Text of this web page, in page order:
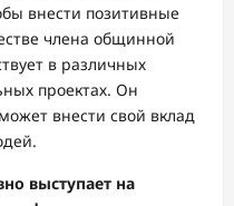
внести позитивные
члена общинной
в различных
проектах. Он
внести свой вклад
выступает на